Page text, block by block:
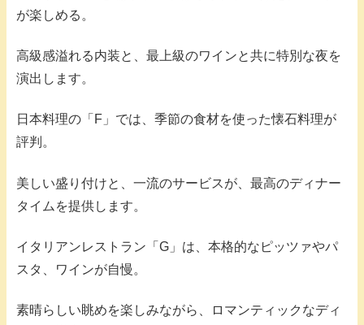
が楽しめる。
高級感溢れる内装と、最上級のワインと共に特別な夜を
演出します。
日本料理の「F」では、季節の食材を使った懐石料理が
評判。
美しい盛り付けと、一流のサービスが、最高のディナー
タイムを提供します。
イタリアンレストラン「G」は、本格的なピッツァやパ
スタ、ワインが自慢。
素晴らしい眺めを楽しみながら、ロマンティックなディ